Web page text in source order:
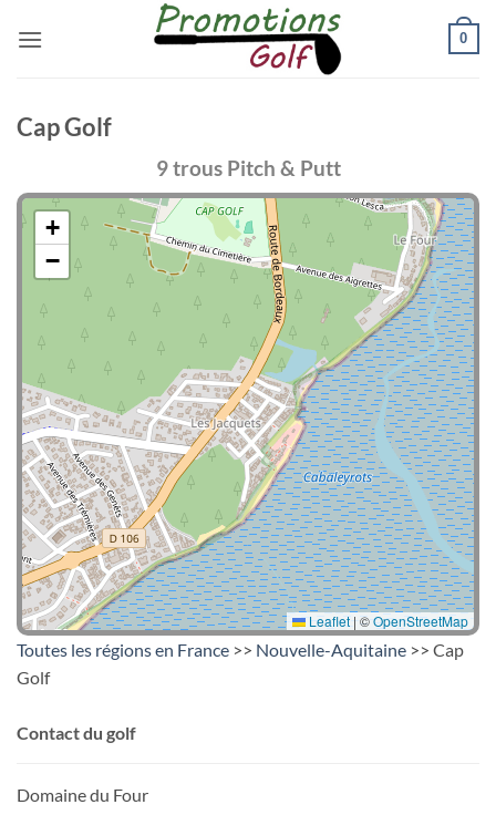
0
Cap Golf
9 trous Pitch & Putt
+
−
Leaflet | ©OpenStreetMap
Toutes les régions en France >> Nouvelle-Aquitaine >> Cap
Golf
Contact du golf
Domaine du Four